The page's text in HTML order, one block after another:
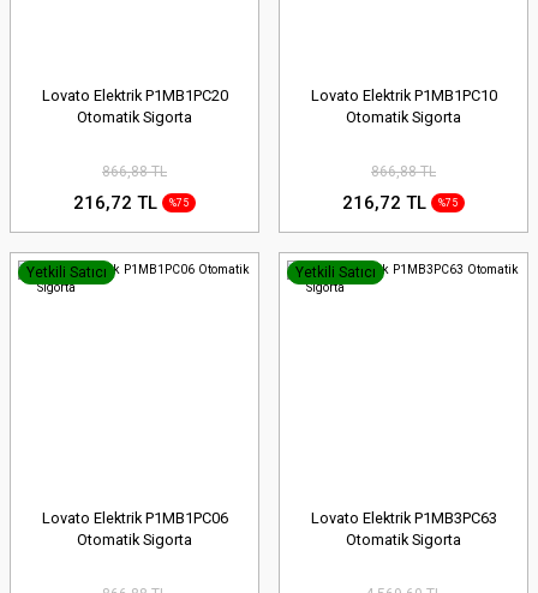
Lovato Elektrik P1MB1PC20
Otomatik Sigorta
866,88 TL
216,72 TL %75
Lovato Elektrik P1MB1PC10
Otomatik Sigorta
866,88 TL
216,72 TL %75
Yetkili Satıcı
Lovato Elektrik P1MB1PC06
Otomatik Sigorta
Yetkili Satıcı
Lovato Elektrik P1MB3PC63
Otomatik Sigorta